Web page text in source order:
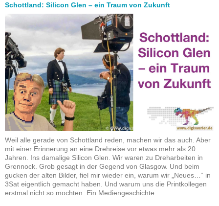
Schottland: Silicon Glen – ein Traum von Zukunft
Weil alle gerade von Schottland reden, machen wir das auch. Aber
mit einer Erinnerung an eine Drehreise vor etwas mehr als 20
Jahren. Ins damalige Silicon Glen. Wir waren zu Dreharbeiten in
Grennock. Grob gesagt in der Gegend von Glasgow. Und beim
gucken der alten Bilder, fiel mir wieder ein, warum wir „Neues…“ in
3Sat eigentlich gemacht haben. Und warum uns die Printkollegen
erstmal nicht so mochten. Ein Mediengeschichte…